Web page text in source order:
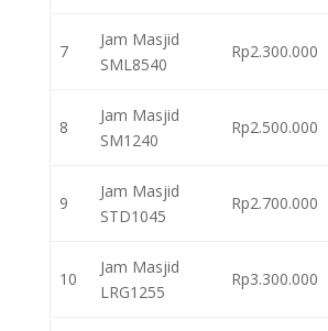
7
Jam Masjid
SML8540
Rp2.300.000
8
Jam Masjid
SM1240
Rp2.500.000
9
Jam Masjid
STD1045
Rp2.700.000
10
Jam Masjid
LRG1255
Rp3.300.000